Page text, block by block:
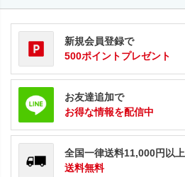
新規会員登録で
500ポイントプレゼント
お友達追加で
お得な情報を配信中
全国一律送料11,000円以上
送料無料